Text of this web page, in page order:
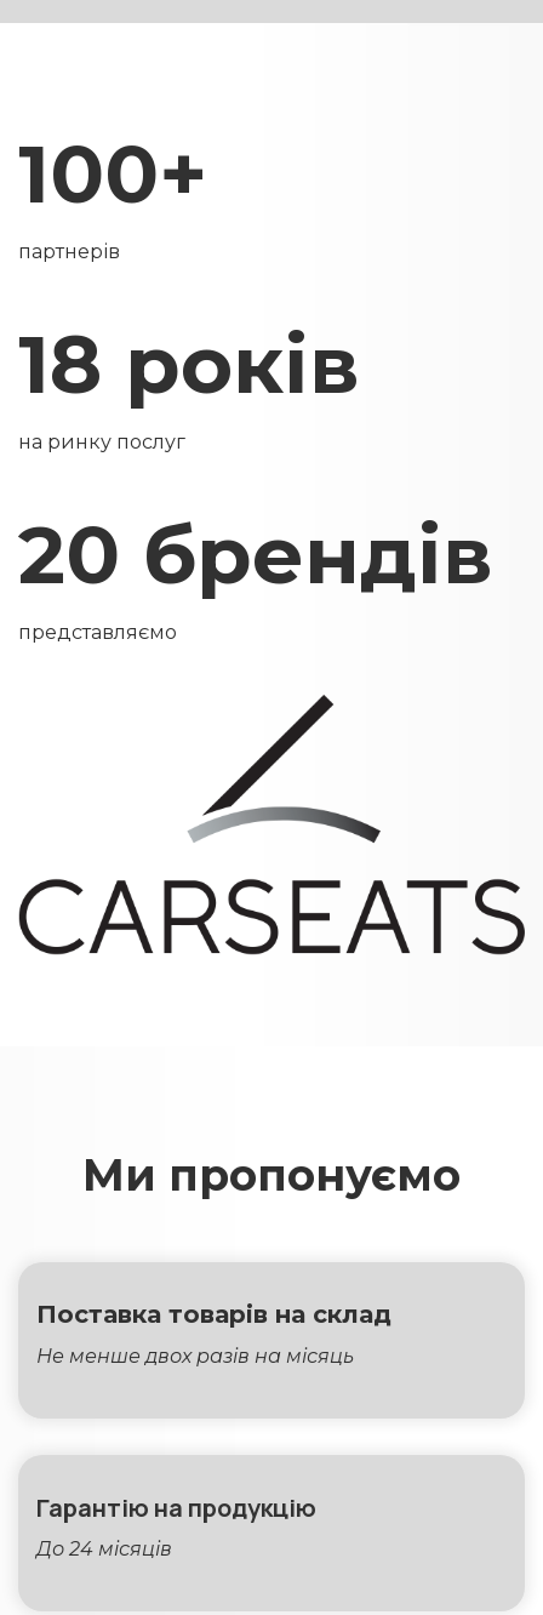
100+
партнерів
18 років
на ринку послуг
20 брендів
представляємо
Ми пропонуємо
Поставка товарів на склад
Не менше двох разів на місяць
Гарантію на продукцію
До 24 місяців